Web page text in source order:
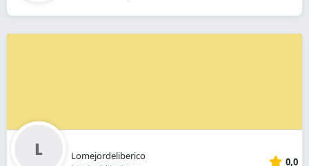
Lomejordeliberico
0,0